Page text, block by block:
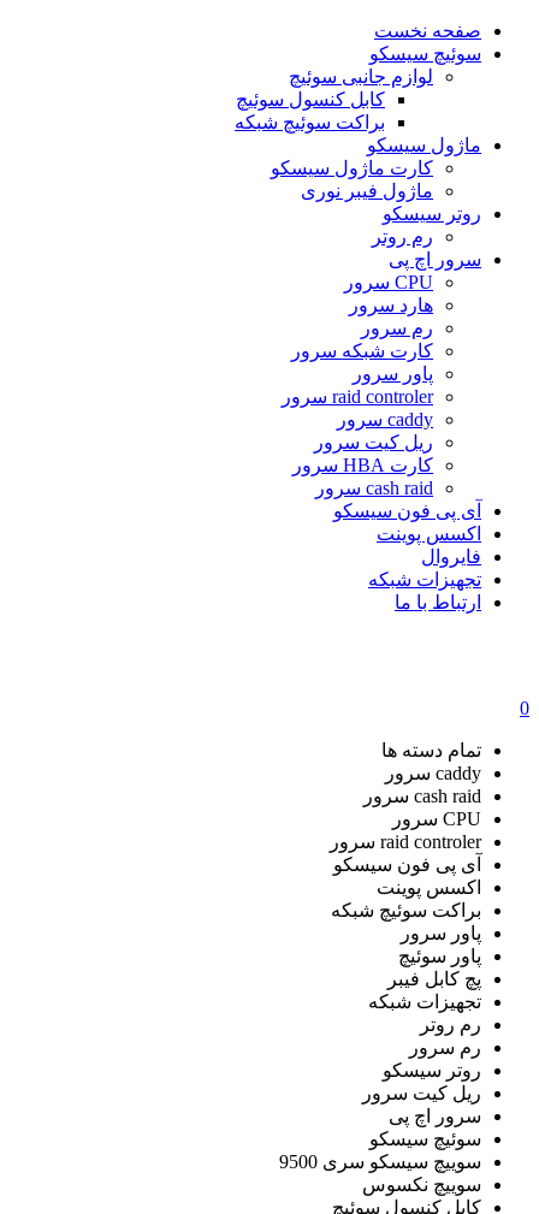
صفحه نخست
سوئیچ سیسکو
لوازم جانبی سوئیچ
کابل کنسول سوئیچ
براکت سوئیچ شبکه
ماژول سیسکو
کارت ماژول سیسکو
ماژول فیبر نوری
روتر سیسکو
رم روتر
سرور اچ پی
CPU سرور
هارد سرور
رم سرور
کارت شبکه سرور
پاور سرور
raid controler سرور
caddy سرور
ریل کیت سرور
کارت HBA سرور
cash raid سرور
آی پی فون سیسکو
اکسس پوینت
فایروال
تجهیزات شبکه
ارتباط با ما
0
تمام دسته ها
caddy سرور
cash raid سرور
CPU سرور
raid controler سرور
آی پی فون سیسکو
اکسس پوینت
براکت سوئیچ شبکه
پاور سرور
پاور سوئیچ
پچ کابل فیبر
تجهیزات شبکه
رم روتر
رم سرور
روتر سیسکو
ریل کیت سرور
سرور اچ پی
سوئیچ سیسکو
سوییچ سیسکو سری 9500
سوییچ نکسوس
کابل کنسول سوئیچ